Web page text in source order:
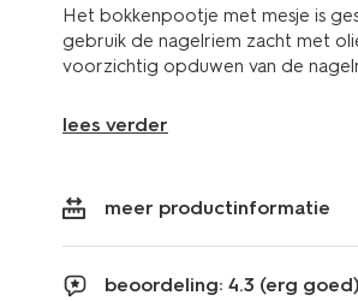
Het bokkenpootje met mesje is
gebruik de nagelriem zacht met
voorzichtig opduwen van de
lees verder
meer productinformatie
beoordeling: 4.3 (erg goed)